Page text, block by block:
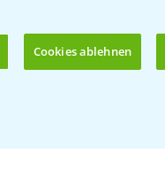
Cookies ablehnen